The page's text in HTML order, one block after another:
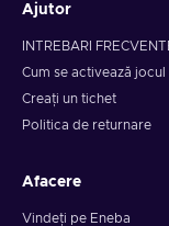
Ajutor
INTREBARI
Cum se activează jocul
Creați un tichet
Politica de returnare
Afacere
Vindeți pe Eneba